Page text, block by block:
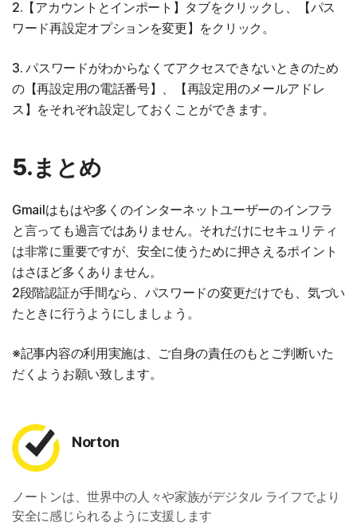
2.【アカウントとインポート】タブをクリックし、【パス
ワード再設定オプションを変更】をクリック。
3. パスワードがわからなくてアクセスできないときのため
の【再設定用の電話番号】、【再設定用のメールアドレ
ス】をそれぞれ設定しておくことができます。
5.まとめ
Gmailはもはや多くのインターネットユーザーのインフラ
と言っても過言ではありません。それだけにセキュリティ
は非常に重要ですが、安全に使うために押さえるポイント
はさほど多くありません。
2段階認証が手間なら、パスワードの変更だけでも、気づい
たときに行うようにしましょう。
※記事内容の利用実施は、ご自身の責任のもとご判断いた
だくようお願い致します。
Norton
ノートンは、世界中の人々や家族がデジタル ライフでより
安全に感じられるように支援します